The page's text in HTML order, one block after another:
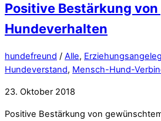
Positive Bestärkung
Hundeverhalten
hundefreund / Alle,
Hundeverstand, Mensch-Hund-
23. Oktober 2018
Positive Bestärkung von